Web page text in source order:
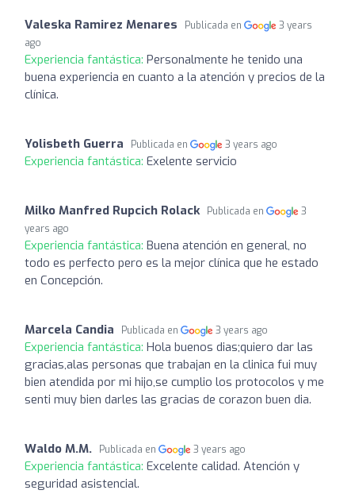
Valeska Ramirez Menares Publicada en
3 years
ago
Experiencia fantástica: Personalmente he tenido una
buena experiencia en cuanto a la atención y precios de la
clínica.
Yolisbeth Guerra Publicada en 3 years ago
Experiencia fantástica: Exelente servicio
Milko Manfred Rupcich Rolack Publicada en
3
years ago
Experiencia fantástica: Buena atención en general, no
todo es perfecto pero es la mejor clínica que he estado
en Concepción.
Marcela Candia Publicada en 3 years ago
Experiencia fantástica: Hola buenos dias;quiero dar las
gracias,alas personas que trabajan en la clinica fui muy
bien atendida por mi hijo,se cumplio los protocolos y me
senti muy bien darles las gracias de corazon buen dia.
Waldo M.M. Publicada en 3 years ago
Experiencia fantástica: Excelente calidad. Atención y
seguridad asistencial.